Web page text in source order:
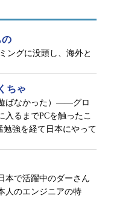
ングに没頭し、海外と
ちゃ
ばなかった）――グロ
るまでPCを触ったこ
勉強を経て日本にやって
本で活躍中のダーさん
人のエンジニアの特